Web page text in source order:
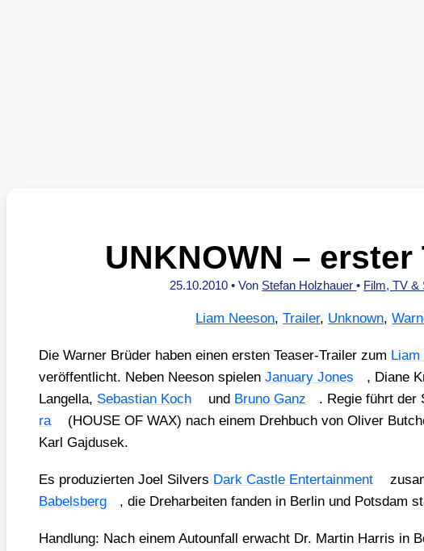
UNKNOWN – erster
25.10.2010• Von Stefan Holzhauer• Film, TV &
Liam Neeson,Trailer, Unknown,
Die War­ner Brü­der haben einen ers­ten Teaser-Trai­ler zum
ver­öf­fent­licht. Neben Nee­son spie­len Janu­ary Jones
, Dia­ne
Lan­gel­la, Sebas­ti­an Koch und Bru­no Ganz . Regie führt der
ra
(HOUSE OF WAX) nach einem Dreh­buch von Oli­ver
Karl Gaj­du­sek.
Es pro­du­zier­ten Joel Sil­vers Dark Cast­le Enter­tain­ment
Babels­berg
, die Dreh­ar­bei­ten fan­den in Ber­lin und Pots­dam
Hand­lung: Nach einem Auto­un­fall erwacht Dr. Mar­tin Har­ris in